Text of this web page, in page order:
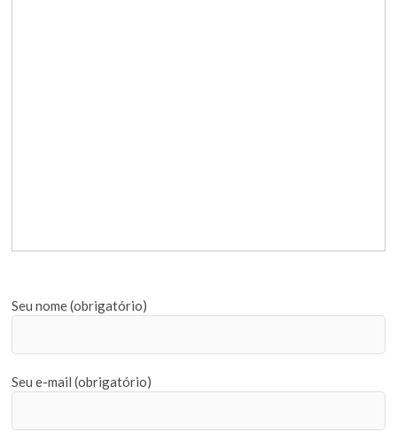
Seu nome (obrigatório)
Seu e-mail (obrigatório)